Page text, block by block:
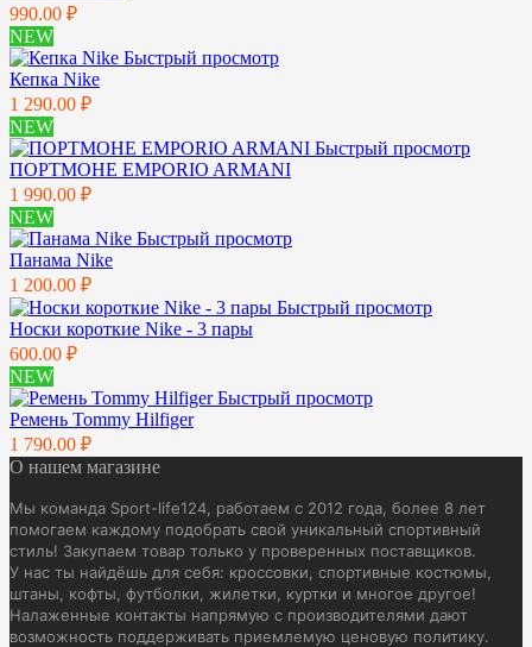
990.00 ₽
NEW
Быстрый просмотр
Кепка Nike
1 290.00 ₽
NEW
Быстрый просмотр
ПОРТМОНЕ EMPORIO ARMANI
1 990.00 ₽
NEW
Быстрый просмотр
Панама Nike
1 200.00 ₽
Быстрый просмотр
Носки короткие Nike - 3 пары
600.00 ₽
NEW
Быстрый просмотр
Ремень Tommy Hilfiger
1 790.00 ₽
О нашем магазине
Мы команда Sport-life124, работаем с 2012 года, более 8 лет
помогаем каждому подобрать свой уникальный спортивный
стиль! Закупаем товар только у проверенных поставщиков.
У нас ты найдёшь для себя: кроссовки, спортивные костюмы,
штаны, кофты, футболки, жилетки, куртки и многое другое!
Налаженные контакты напрямую с производителями дают
возможность поддерживать приемлемую ценовую политику.